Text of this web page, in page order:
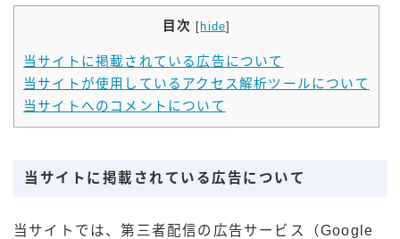
目次 [ hide]
当サイトに掲載されている広告について
当サイトが使用しているアクセス解析ツールについて
当サイトへのコメントについて
当サイトに掲載されている広告について
当サイトでは、第三者配信の広告サービス（Google